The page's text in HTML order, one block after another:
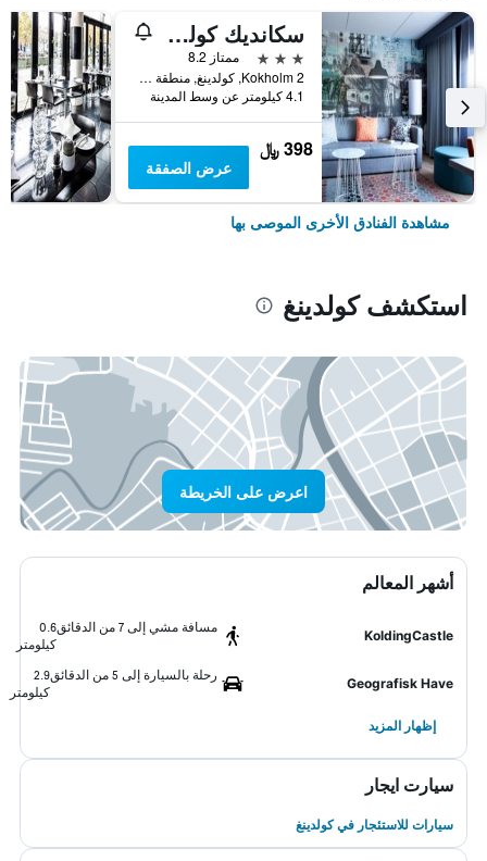
سكانديك كولدنج
3 نجوم
ممتاز 8.2
Kokholm 2, كولدينغ, منطقة جنوب الدنمارك, الدانمارك
4.1 كيلومتر عن وسط المدينة
398 ﷼
عرض الصفقة
مشاهدة الفنادق الأخرى الموصى بها
استكشف كولدينغ
اعرض على الخريطة
أشهر المعالم
KoldingCastle
مسافة مشي إلى 7 من الدقائق
0.6
كيلومتر
Geografisk Have
رحلة بالسيارة إلى 5 من الدقائق
2.9
كيلومتر
إظهار المزيد
سيارت ايجار
سيارات للاستئجار في كولدينغ